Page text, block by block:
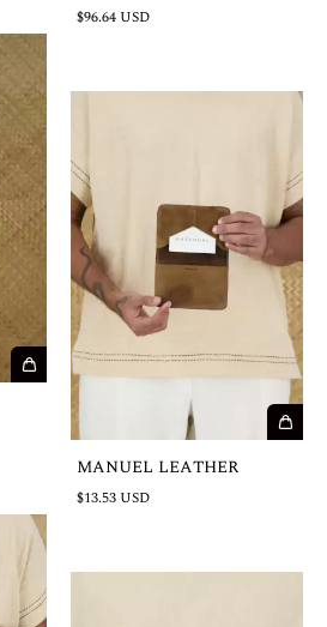
$96.64 USD
MANUEL LEATHER
$13.53 USD